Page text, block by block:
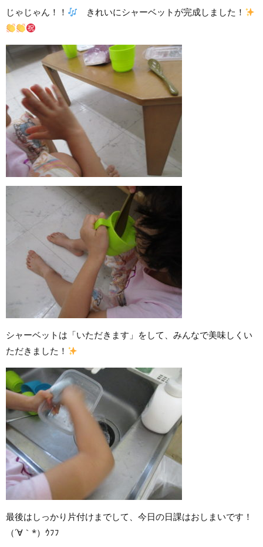
じゃじゃん！！ きれいにシャーベットが完成しました！
シャーベットは「いただきます」をして、みんなで美味しくい
ただきました！
最後はしっかり片付けまでして、今日の日課はおしまいです！
（´∀｀*）ｳﾌﾌ